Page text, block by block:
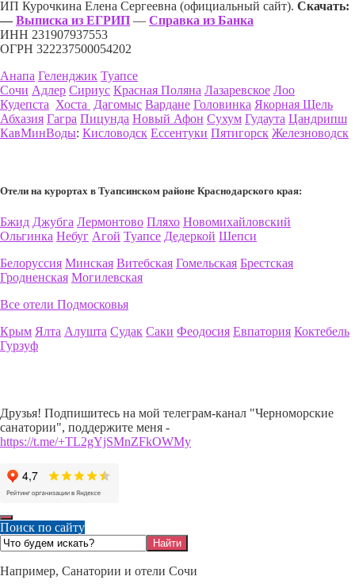
ИП Курочкина Елена Сергеевна (официальный сайт). Скачать:
— Выписка из ЕГРИП — Справка из Банка
ИНН 231907937553
ОГРН 322237500054202
Анапа Геленджик Туапсе
Сочи Адлер Сириус Красная Поляна Лазаревское Лоо
Кудепста Хоста Дагомыс Вардане Головинка Якорная Щель
Абхазия Гагра Пицунда Новый Афон Сухум Гудаута Цандрипш
КавМинВоды: Кисловодск Ессентуки Пятигорск Железноводск
Отели на курортах в Туапсинском районе Краснодарского края:
Бжид Джубга Лермонтово Пляхо Новомихайловский
Ольгинка Небуг Агой Туапсе Дедеркой Шепси
Белоруссия Минская Витебская Гомельская Брестская
Гродненская Могилевская
Все отели Подмосковья
Крым Ялта Алушта Судак Саки Феодосия Евпатория Коктебель
Гурзуф
Друзья! Подпишитесь на мой телеграм-канал "Черноморские
санатории", поддержите меня -
https://t.me/+TL2gYjSMnZFkOWMy
Поиск по сайту
Например, Санатории и отели Сочи